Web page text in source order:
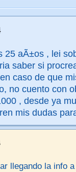
25 aÃ±os , lei
saber si
caso de que
no cuento con
, desde ya
mis dudas
llegando la info